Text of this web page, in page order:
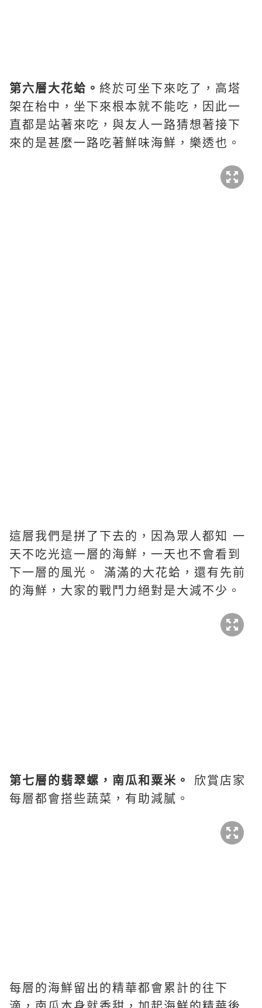
第六層大花蛤。 終於可坐下來吃了，高塔
架在枱中，坐下來根本就不能吃，因此一
直都是站著來吃，與友人一路猜想著接下
來的是甚麼一路吃著鮮味海鮮，樂透也。
這層我們是拼了下去的，因為眾人都知 一
天不吃光這一層的海鮮，一天也不會看到
下一層的風光。 滿滿的大花蛤，還有先前
的海鮮，大家的戰鬥力絕對是大減不少。
第七層的翡翠螺，南瓜和粟米。
欣賞店家
每層都會搭些蔬菜，有助減膩。
每層的海鮮留出的精華都會累計的往下